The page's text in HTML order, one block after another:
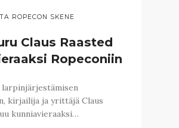
ROPECON SKENE
Claus Raasted
Ropeconiin
larpinjärjestämisen
kirjailija ja yrittäjä Claus
kunniavieraaksi…